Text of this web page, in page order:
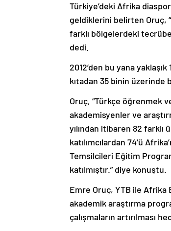
Türkiye’deki Afrika
geldiklerini belirten Oruç,
farklı bölgelerdeki
dedi.
2012’den bu yana
kıtadan 35 binin üzerinde
Oruç, “Türkçe öğrenmek
akademisyenler ve
yılından itibaren 82 farklı
katılımcılardan 74’ü
Temsilcileri Eğitim
katılmıştır.” diye konuştu.
Emre Oruç, YTB ile Afrika
akademik araştırma
çalışmaların artırılması